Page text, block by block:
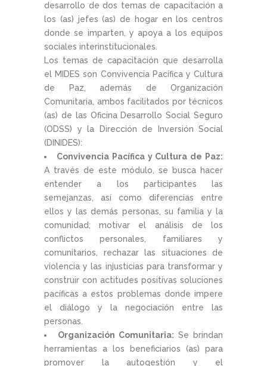
desarrollo de dos temas de capacitación a
los (as) jefes (as) de hogar en los centros
donde se imparten, y apoya a los equipos
sociales interinstitucionales.
Los temas de capacitación que desarrolla
el MIDES son Convivencia Pacífica y Cultura
de Paz, además de Organización
Comunitaria, ambos facilitados por técnicos
(as) de las Oficina Desarrollo Social Seguro
(ODSS) y la Dirección de Inversión Social
(DINIDES):
Convivencia Pacífica y Cultura de Paz:
A través de este módulo, se busca hacer
entender a los participantes las
semejanzas, así como diferencias entre
ellos y las demás personas, su familia y la
comunidad; motivar el análisis de los
conflictos personales, familiares y
comunitarios, rechazar las situaciones de
violencia y las injusticias para transformar y
construir con actitudes positivas soluciones
pacíficas a estos problemas donde impere
el diálogo y la negociación entre las
personas.
Organización Comunitaria: Se brindan
herramientas a los beneficiarios (as) para
promover la autogestión y el